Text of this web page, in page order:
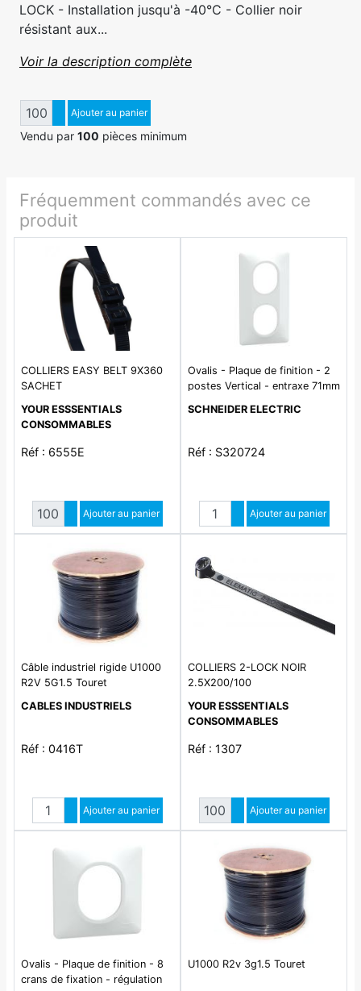
LOCK - Installation jusqu'à -40°C - Collier noir
résistant aux...
Voir la description complète
QuantitéAugmenter quantité
Diminuer quantité
Ajouter au panier
Vendu par 100 pièces minimum
Fréquemment commandés avec ce
produit
COLLIERS EASY BELT 9X360
SACHET
YOUR ESSSENTIALS
CONSOMMABLES
Réf : 6555E
Quantité
Augmenter quantité
Diminuer quantité
Ajouter au panier
Ovalis - Plaque de finition - 2
postes Vertical - entraxe 71mm
SCHNEIDER ELECTRIC
Réf : S320724
Quantité
Augmenter quantité
Diminuer quantité
Ajouter au panier
Câble industriel rigide U1000
R2V 5G1.5 Touret
CABLES INDUSTRIELS
Réf : 0416T
Quantité
Augmenter quantité
Diminuer quantité
Ajouter au panier
COLLIERS 2-LOCK NOIR
2.5X200/100
YOUR ESSSENTIALS
CONSOMMABLES
Réf : 1307
Quantité
Augmenter quantité
Diminuer quantité
Ajouter au panier
Ovalis - Plaque de finition - 8
crans de fixation - régulation
U1000 R2v 3g1.5 Touret